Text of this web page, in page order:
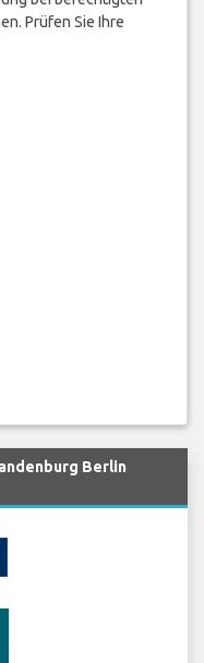
Prüfen Sie Ihre
Berlin